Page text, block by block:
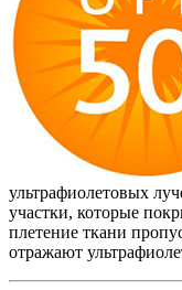
ультрафиолетовых
участки, которые
плетение ткани
отражают